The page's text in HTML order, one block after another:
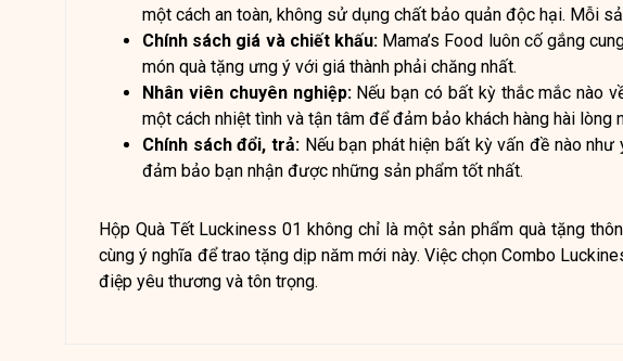
một cách an toàn, không sử dụng chất bảo quản độc hại. Mỗi
Chính sách giá và chiết khấu: Mama’s Food luôn cố gắng
món quà tặng ưng ý với giá thành phải chăng nhất.
Nhân viên chuyên nghiệp: Nếu bạn có bất kỳ thắc mắc nào
một cách nhiệt tình và tận tâm để đảm bảo khách hàng hài lòng
Chính sách đổi, trả: Nếu bạn phát hiện bất kỳ vấn đề nào
đảm bảo bạn nhận được những sản phẩm tốt nhất.
Hộp Quà Tết Luckiness 01 không chỉ là một sản phẩm quà tặng
cùng ý nghĩa để trao tặng dịp năm mới này. Việc chọn Combo
điệp yêu thương và tôn trọng.